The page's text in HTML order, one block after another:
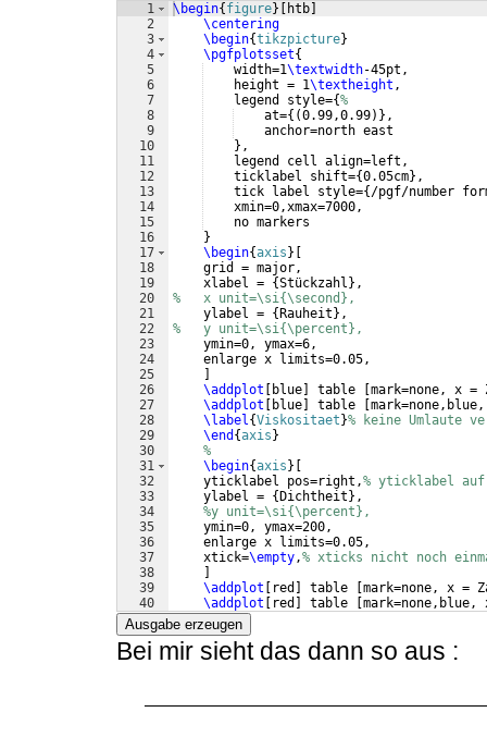
1
2
3
4
5
6
7
8
9
10
11
12
13
14
15
16
17
18
19
20
21
22
23
24
25
26
27
28
29
30
31
32
33
34
35
36
37
38
39
40
41
\begin{ figure} htb
\centering
\begin{tikzpicture}
\pgfplotsset{
    width=1
\textwidth-45pt,
    height = 1
\textheight ,
    legend style=
{%
    at=
{(0.99,0.99)} ,
    anchor=north east
} ,
    legend cell align=left,
    ticklabel shift=
{0.05cm} ,
    tick label style=
{ /pgf/number
    xmin=0,xmax=7000,
    no markers
}
\begin{axis }
    grid = major,
    xlabel =
{Stückzahl } ,
%   x unit=\si{\second},
    ylabel =
{ Rauheit } ,
%   y unit=\si{\percent},
    ymin=0, ymax=6,
    enlarge x limits=0.05,
\addplot
blue table
mark=none, x
\addplot
blue table
\label{Viskositaet }% keine Umlaute
\end {axis }
%
\begin{axis }
    yticklabel pos=right,
% yticklabel
    ylabel =
{ Dichtheit } ,
%y unit=\si{\percent},
    ymin=0, ymax=200,
    enlarge x limits=0.05,
    xtick=
\empty,% xticks nicht noch
\addplot
red table
mark=none, x =
\addplot
red table mark=none,blue,
Ausgabe erzeugen
Bei mir sieht das dann so aus :